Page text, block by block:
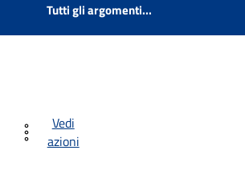
Tutti gli argomenti...
Vedi
azioni